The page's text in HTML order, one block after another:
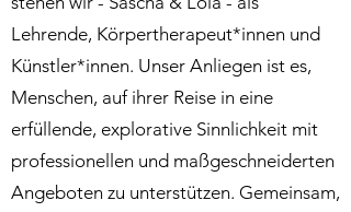
Lehrende, Körpertherapeut*innen und
Künstler*innen. Unser Anliegen ist es,
Menschen, auf ihrer Reise in eine
erfüllende, explorative Sinnlichkeit mit
professionellen und maßgeschneiderten
Angeboten zu unterstützen. Gemeinsam,